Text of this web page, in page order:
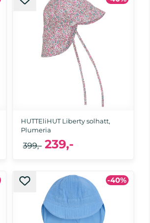
2-4 år, 4-6 år, 6-8 år
HUTTEliHUT Liberty solhatt,
Plumeria
6-12 mnd, 1-2 år, 2-4 år
239,-
399,-
-40%